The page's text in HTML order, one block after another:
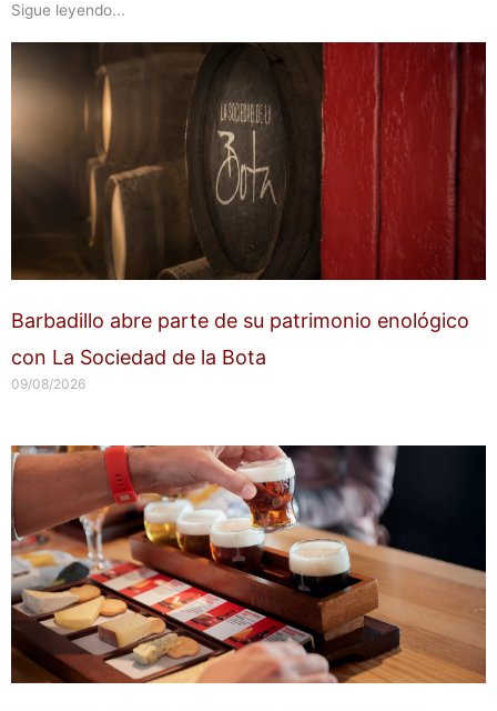
Sigue leyendo...
Barbadillo abre parte de su patrimonio enológico
con La Sociedad de la Bota
09/08/2026